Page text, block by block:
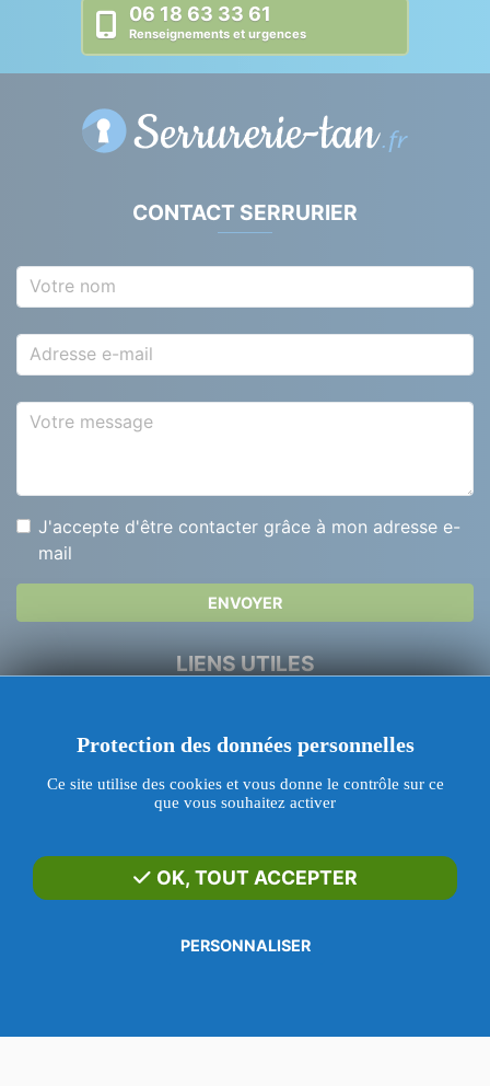
Protection des données personnelles
Ce site utilise des cookies et vous donne le contrôle sur ce
que vous souhaitez activer
OK, TOUT ACCEPTER
PERSONNALISER
06 18 63 33 61
Renseignements et urgences
CONTACT SERRURIER
Votre nom
Adresse e-mail
Votre message
J'accepte d'être contacter grâce à mon adresse e-
mail
ENVOYER
LIENS UTILES
Urgence Serrurier Paris
Ouverture de porte
Blog
SERRURERIE TAN